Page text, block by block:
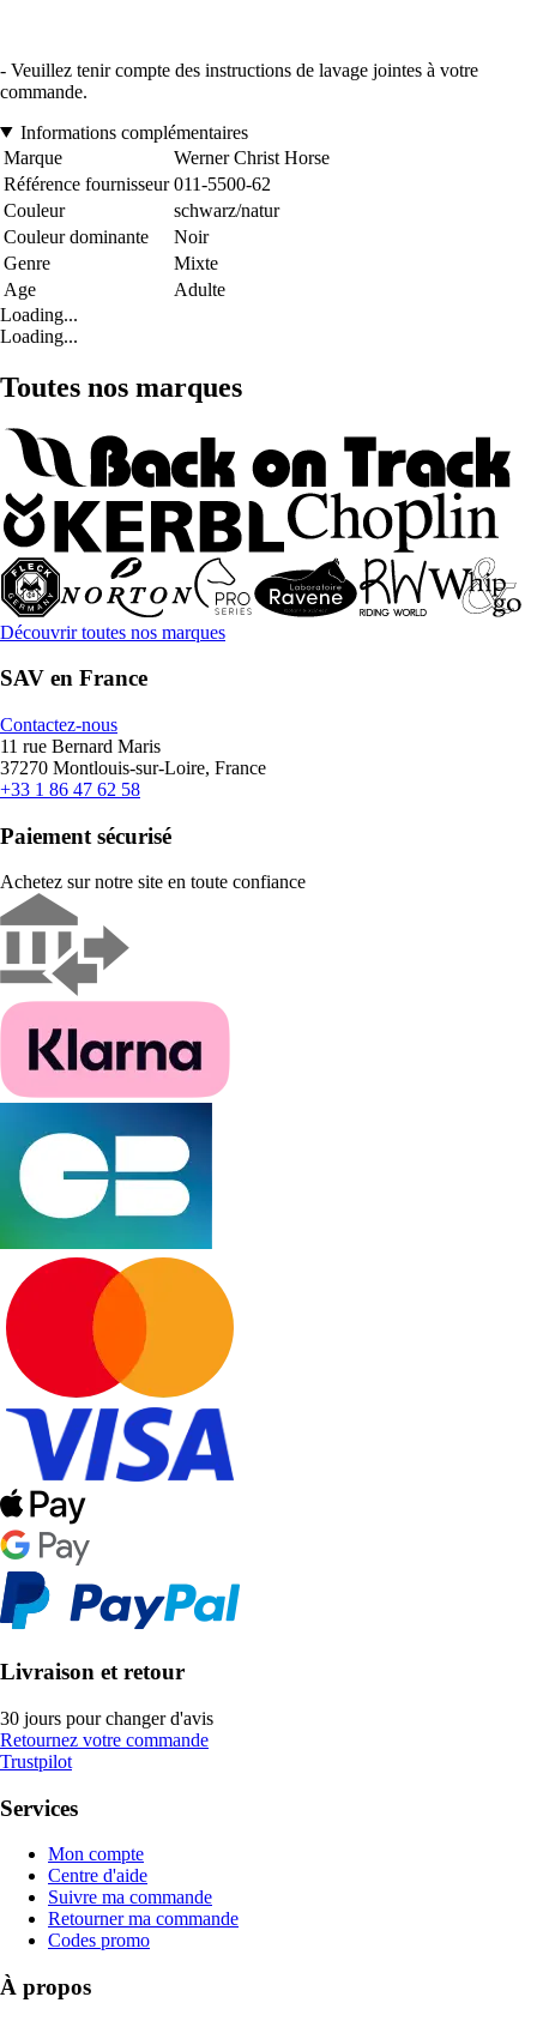
- Veuillez tenir compte des instructions de lavage jointes à votre
commande.
Informations complémentaires
Marque
Werner Christ Horse
Référence fournisseur 011-5500-62
Couleur
schwarz/natur
Couleur dominante
Noir
Genre
Mixte
Age
Adulte
Loading...
Loading...
Toutes nos marques
Découvrir toutes nos marques
SAV en France
Contactez-nous
11 rue Bernard Maris
37270 Montlouis-sur-Loire, France
+33 1 86 47 62 58
Paiement sécurisé
Achetez sur notre site en toute confiance
Livraison et retour
30 jours pour changer d'avis
Retournez votre commande
Trustpilot
Services
Mon compte
Centre d'aide
Suivre ma commande
Retourner ma commande
Codes promo
À propos